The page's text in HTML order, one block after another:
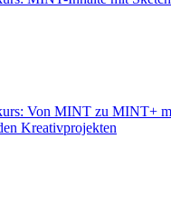
Von MINT zu MINT+
Kreativprojekten